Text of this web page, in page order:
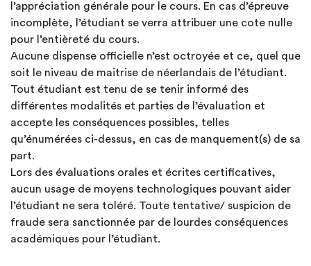
l’appréciation générale pour le cours. En cas d’épreuve
incomplète, l’étudiant se verra attribuer une cote nulle
pour l’entièreté du cours.
Aucune dispense officielle n’est octroyée et ce, quel que
soit le niveau de maitrise de néerlandais de l’étudiant.
Tout étudiant est tenu de se tenir informé des
différentes modalités et parties de l’évaluation et
accepte les conséquences possibles, telles
qu’énumérées ci-dessus, en cas de manquement(s) de sa
part.
Lors des évaluations orales et écrites certificatives,
aucun usage de moyens technologiques pouvant aider
l’étudiant ne sera toléré. Toute tentative/ suspicion de
fraude sera sanctionnée par de lourdes conséquences
académiques pour l’étudiant.